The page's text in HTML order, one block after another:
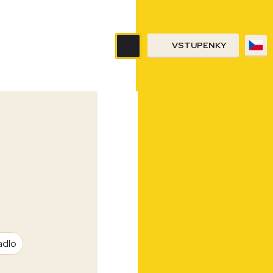
VSTUPENKY